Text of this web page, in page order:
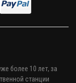
более 10 лет, за
станции